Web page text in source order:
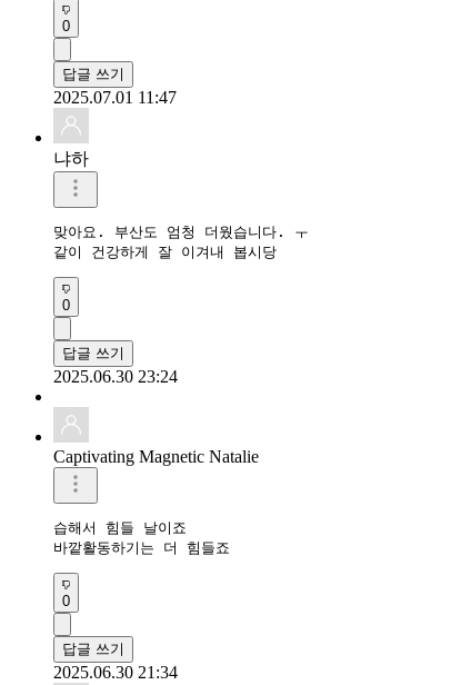
0
답글 쓰기
2025.07.01 11:47
냐하
맞아요. 부산도 엄청 더웠습니다. ㅜ
같이 건강하게 잘 이겨내 봅시당
0
답글 쓰기
2025.06.30 23:24
Captivating Magnetic Natalie
습해서 힘들 날이죠
바깥활동하기는 더 힘들죠
0
답글 쓰기
2025.06.30 21:34